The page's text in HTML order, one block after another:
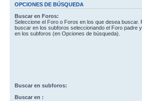
OPCIONES DE BÚSQUEDA
Buscar en Foros:
Seleccione el Foro o Foros en los que desea buscar.
buscar en los subforos seleccionando el Foro padre
en los subforos (en Opciones de búsqueda).
Buscar en subforos:
Buscar en :